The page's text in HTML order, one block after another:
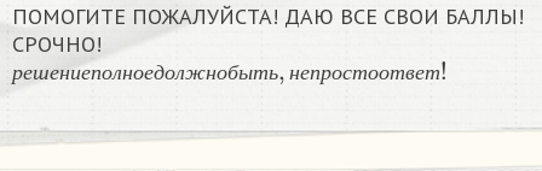
ПОМОГИТЕ ПОЖАЛУЙСТА! ДАЮ ВСЕ СВОИ БАЛЛЫ!
СРОЧНО!
р е ш е н и е п ол н о е д ол ж н о б ыт ь непр ост о ответ
решени о